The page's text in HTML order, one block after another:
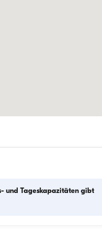
und Tageskapazitäten gibt